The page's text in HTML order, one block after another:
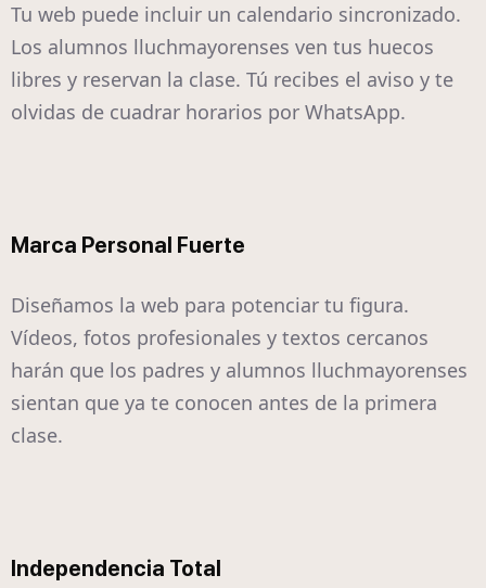
Tu web puede incluir un calendario sincronizado.
Los alumnos lluchmayorenses ven tus huecos
libres y reservan la clase. Tú recibes el aviso y te
olvidas de cuadrar horarios por WhatsApp.
Marca Personal Fuerte
Diseñamos la web para potenciar tu figura.
Vídeos, fotos profesionales y textos cercanos
harán que los padres y alumnos lluchmayorenses
sientan que ya te conocen antes de la primera
clase.
Independencia Total